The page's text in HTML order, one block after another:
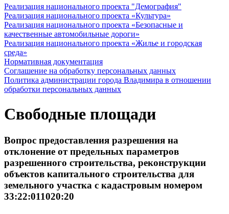
Реализация национального проекта "Демография"
Реализация национального проекта «Культура»
Реализация национального проекта «Безопасные и
качественные автомобильные дороги»
Реализация национального проекта «Жилье и городская
среда»
Нормативная документация
Соглашение на обработку персональных данных
Политика администрации города Владимира в отношении
обработки персональных данных
Свободные площади
Вопрос предоставления разрешения на
отклонение от предельных параметров
разрешенного строительства, реконструкции
объектов капитального строительства для
земельного участка с кадастровым номером
33:22:011020:20